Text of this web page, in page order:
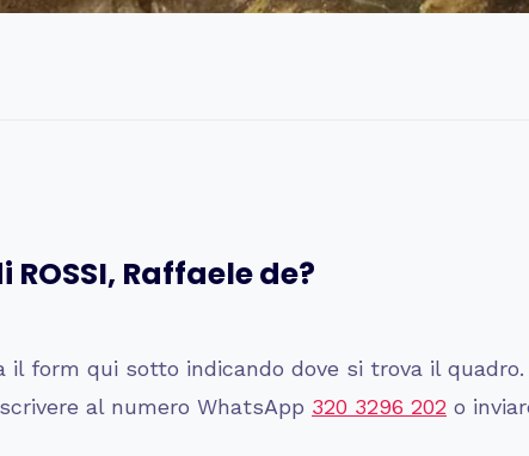
ROSSI, Raffaele de?
il form qui sotto indicando dove si trova il
al numero WhatsApp 320 3296 202 o